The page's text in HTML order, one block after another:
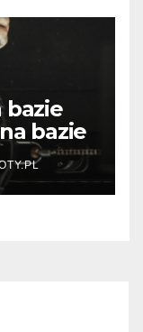
bazie
bazie
typ